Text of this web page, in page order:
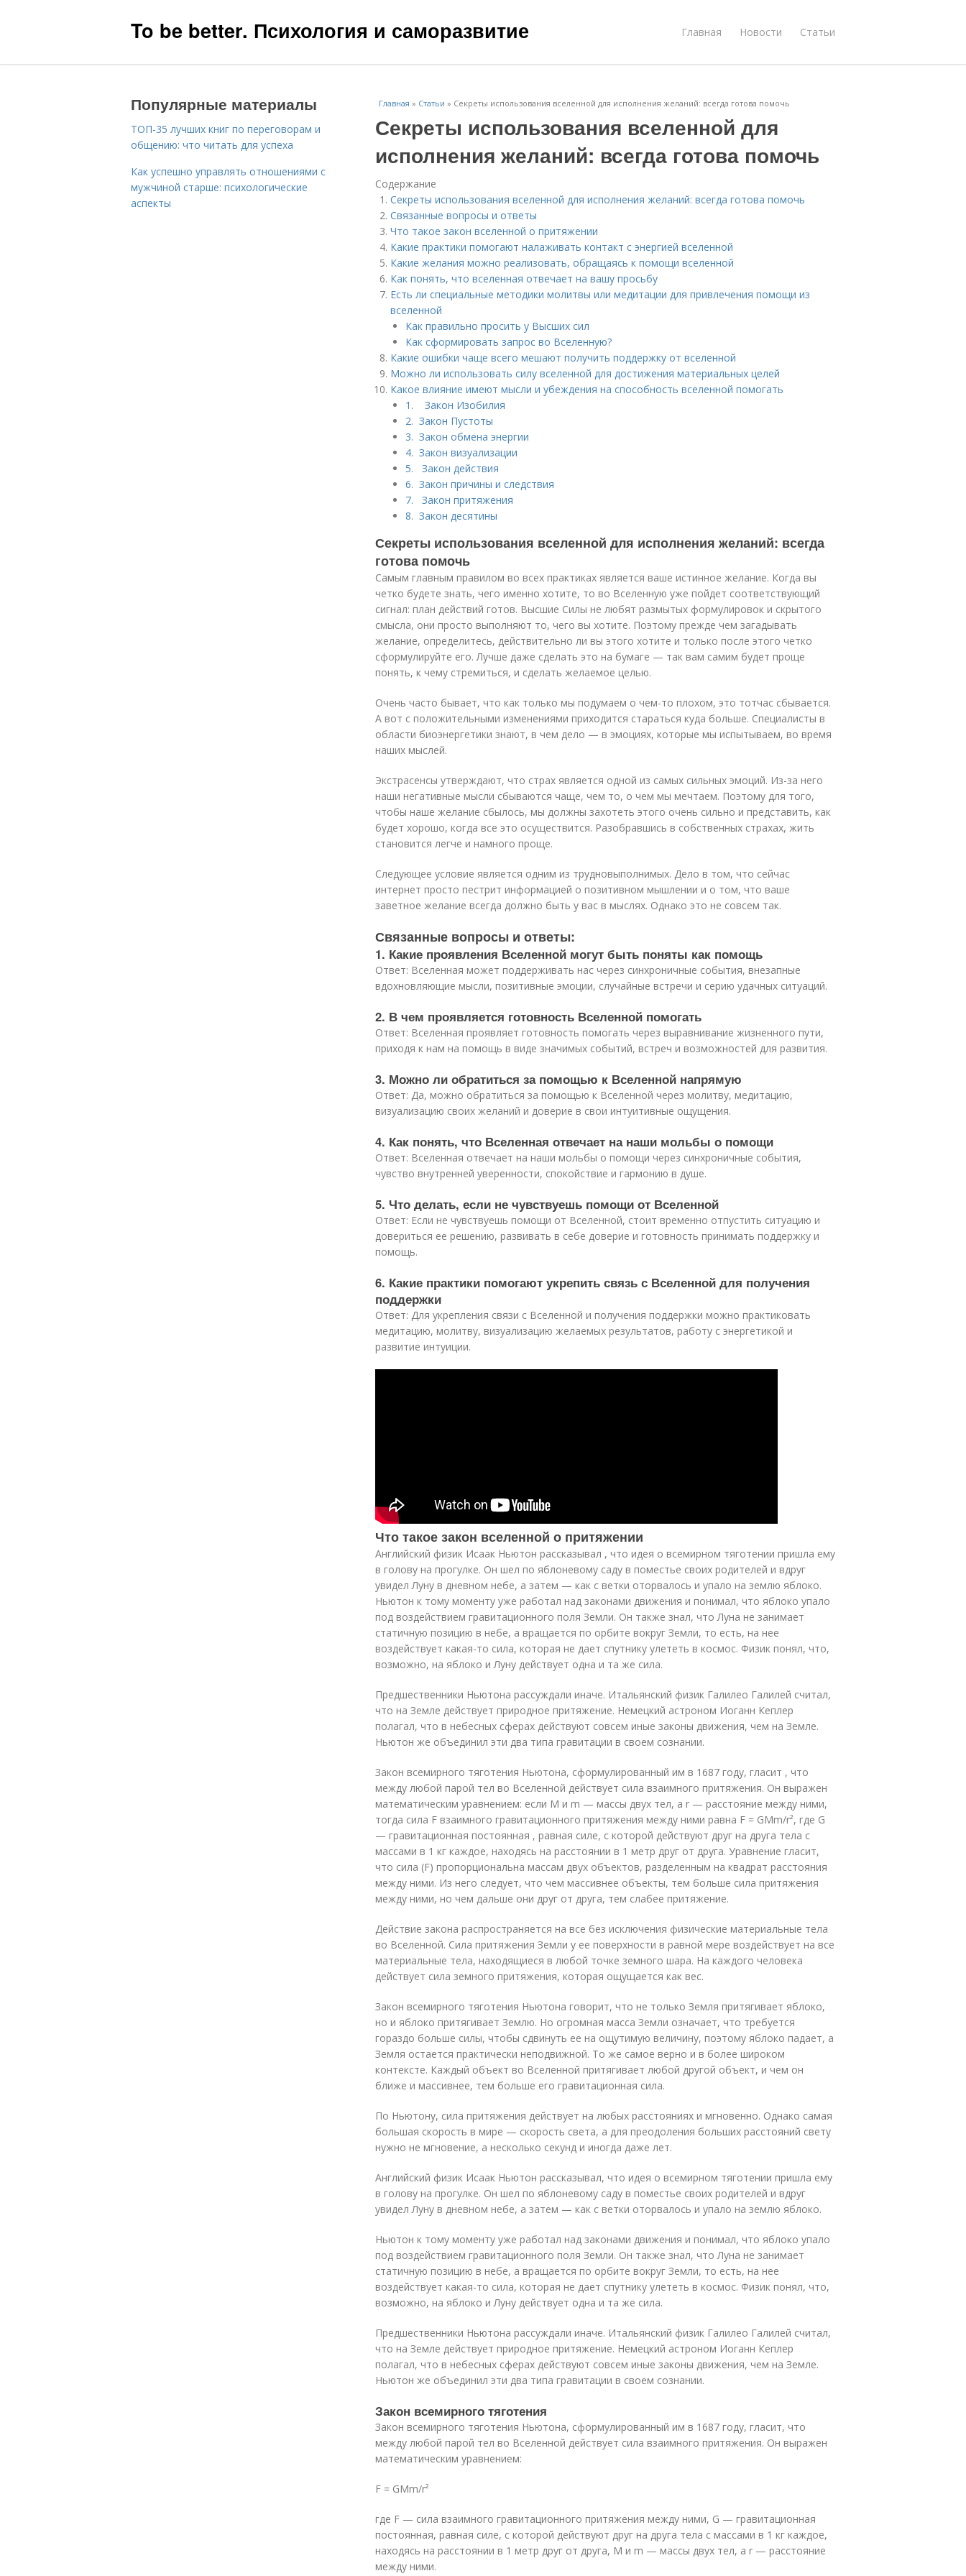
To be better. Психология и саморазвитие Главная Новости Статьи
Главная » Статьи » Секреты использования вселенной для исполнения желаний: всегда готова помочь
Секреты использования вселенной для
исполнения желаний: всегда готова помочь
Содержание
Секреты использования вселенной для исполнения желаний: всегда готова помочь
Связанные вопросы и ответы
Что такое закон вселенной о притяжении
Какие практики помогают налаживать контакт с энергией вселенной
Какие желания можно реализовать, обращаясь к помощи вселенной
Как понять, что вселенная отвечает на вашу просьбу
Есть ли специальные методики молитвы или медитации для привлечения помощи из
вселенной
Как правильно просить у Высших сил
Как сформировать запрос во Вселенную?
Какие ошибки чаще всего мешают получить поддержку от вселенной
Можно ли использовать силу вселенной для достижения материальных целей
Какое влияние имеют мысли и убеждения на способность вселенной помогать
1. Закон Изобилия
2. Закон Пустоты
3. Закон обмена энергии
4. Закон визуализации
5. Закон действия
6. Закон причины и следствия
7. Закон притяжения
8. Закон десятины
Секреты использования вселенной для исполнения желаний: всегда
готова помочь
Самым главным правилом во всех практиках является ваше истинное желание. Когда вы
четко будете знать, чего именно хотите, то во Вселенную уже пойдет соответствующий
сигнал: план действий готов. Высшие Силы не любят размытых формулировок и скрытого
смысла, они просто выполняют то, чего вы хотите. Поэтому прежде чем загадывать
желание, определитесь, действительно ли вы этого хотите и только после этого четко
сформулируйте его. Лучше даже сделать это на бумаге — так вам самим будет проще
понять, к чему стремиться, и сделать желаемое целью.
Очень часто бывает, что как только мы подумаем о чем-то плохом, это тотчас сбывается.
А вот с положительными изменениями приходится стараться куда больше. Специалисты в
области биоэнергетики знают, в чем дело — в эмоциях, которые мы испытываем, во время
наших мыслей.
Экстрасенсы утверждают, что страх является одной из самых сильных эмоций. Из-за него
наши негативные мысли сбываются чаще, чем то, о чем мы мечтаем. Поэтому для того,
чтобы наше желание сбылось, мы должны захотеть этого очень сильно и представить, как
будет хорошо, когда все это осуществится. Разобравшись в собственных страхах, жить
становится легче и намного проще.
Следующее условие является одним из трудновыполнимых. Дело в том, что сейчас
интернет просто пестрит информацией о позитивном мышлении и о том, что ваше
заветное желание всегда должно быть у вас в мыслях. Однако это не совсем так.
Связанные вопросы и ответы:
1. Какие проявления Вселенной могут быть поняты как помощь
Ответ: Вселенная может поддерживать нас через синхроничные события, внезапные
вдохновляющие мысли, позитивные эмоции, случайные встречи и серию удачных ситуаций.
2. В чем проявляется готовность Вселенной помогать
Ответ: Вселенная проявляет готовность помогать через выравнивание жизненного пути,
приходя к нам на помощь в виде значимых событий, встреч и возможностей для развития.
3. Можно ли обратиться за помощью к Вселенной напрямую
Ответ: Да, можно обратиться за помощью к Вселенной через молитву, медитацию,
визуализацию своих желаний и доверие в свои интуитивные ощущения.
4. Как понять, что Вселенная отвечает на наши мольбы о помощи
Ответ: Вселенная отвечает на наши мольбы о помощи через синхроничные события,
чувство внутренней уверенности, спокойствие и гармонию в душе.
5. Что делать, если не чувствуешь помощи от Вселенной
Ответ: Если не чувствуешь помощи от Вселенной, стоит временно отпустить ситуацию и
довериться ее решению, развивать в себе доверие и готовность принимать поддержку и
помощь.
6. Какие практики помогают укрепить связь с Вселенной для получения
поддержки
Ответ: Для укрепления связи с Вселенной и получения поддержки можно практиковать
медитацию, молитву, визуализацию желаемых результатов, работу с энергетикой и
развитие интуиции.
Что такое закон вселенной о притяжении
Английский физик Исаак Ньютон рассказывал , что идея о всемирном тяготении пришла ему
в голову на прогулке. Он шел по яблоневому саду в поместье своих родителей и вдруг
увидел Луну в дневном небе, а затем — как с ветки оторвалось и упало на землю яблоко.
Ньютон к тому моменту уже работал над законами движения и понимал, что яблоко упало
под воздействием гравитационного поля Земли. Он также знал, что Луна не занимает
статичную позицию в небе, а вращается по орбите вокруг Земли, то есть, на нее
воздействует какая-то сила, которая не дает спутнику улететь в космос. Физик понял, что,
возможно, на яблоко и Луну действует одна и та же сила.
Предшественники Ньютона рассуждали иначе. Итальянский физик Галилео Галилей считал,
что на Земле действует природное притяжение. Немецкий астроном Иоганн Кеплер
полагал, что в небесных сферах действуют совсем иные законы движения, чем на Земле.
Ньютон же объединил эти два типа гравитации в своем сознании.
Закон всемирного тяготения Ньютона, сформулированный им в 1687 году, гласит , что
между любой парой тел во Вселенной действует сила взаимного притяжения. Он выражен
математическим уравнением: если M и m — массы двух тел, а r — расстояние между ними,
тогда сила F взаимного гравитационного притяжения между ними равна F = GMm/r², где G
— гравитационная постоянная , равная силе, с которой действуют друг на друга тела с
массами в 1 кг каждое, находясь на расстоянии в 1 метр друг от друга. Уравнение гласит,
что сила (F) пропорциональна массам двух объектов, разделенным на квадрат расстояния
между ними. Из него следует, что чем массивнее объекты, тем больше сила притяжения
между ними, но чем дальше они друг от друга, тем слабее притяжение.
Действие закона распространяется на все без исключения физические материальные тела
во Вселенной. Сила притяжения Земли у ее поверхности в равной мере воздействует на все
материальные тела, находящиеся в любой точке земного шара. На каждого человека
действует сила земного притяжения, которая ощущается как вес.
Закон всемирного тяготения Ньютона говорит, что не только Земля притягивает яблоко,
но и яблоко притягивает Землю. Но огромная масса Земли означает, что требуется
гораздо больше силы, чтобы сдвинуть ее на ощутимую величину, поэтому яблоко падает, а
Земля остается практически неподвижной. То же самое верно и в более широком
контексте. Каждый объект во Вселенной притягивает любой другой объект, и чем он
ближе и массивнее, тем больше его гравитационная сила.
По Ньютону, сила притяжения действует на любых расстояниях и мгновенно. Однако самая
большая скорость в мире — скорость света, а для преодоления больших расстояний свету
нужно не мгновение, а несколько секунд и иногда даже лет.
Английский физик Исаак Ньютон рассказывал, что идея о всемирном тяготении пришла ему
в голову на прогулке. Он шел по яблоневому саду в поместье своих родителей и вдруг
увидел Луну в дневном небе, а затем — как с ветки оторвалось и упало на землю яблоко.
Ньютон к тому моменту уже работал над законами движения и понимал, что яблоко упало
под воздействием гравитационного поля Земли. Он также знал, что Луна не занимает
статичную позицию в небе, а вращается по орбите вокруг Земли, то есть, на нее
воздействует какая-то сила, которая не дает спутнику улететь в космос. Физик понял, что,
возможно, на яблоко и Луну действует одна и та же сила.
Предшественники Ньютона рассуждали иначе. Итальянский физик Галилео Галилей считал,
что на Земле действует природное притяжение. Немецкий астроном Иоганн Кеплер
полагал, что в небесных сферах действуют совсем иные законы движения, чем на Земле.
Ньютон же объединил эти два типа гравитации в своем сознании.
Закон всемирного тяготения
Закон всемирного тяготения Ньютона, сформулированный им в 1687 году, гласит, что
между любой парой тел во Вселенной действует сила взаимного притяжения. Он выражен
математическим уравнением:
F = GMm/r²
где F — сила взаимного гравитационного притяжения между ними, G — гравитационная
постоянная, равная силе, с которой действуют друг на друга тела с массами в 1 кг каждое,
находясь на расстоянии в 1 метр друг от друга, M и m — массы двух тел, а r — расстояние
между ними.
Популярные материалы
ТОП-35 лучших книг по переговорам и
общению: что читать для успеха
Как успешно управлять отношениями с
мужчиной старше: психологические
аспекты